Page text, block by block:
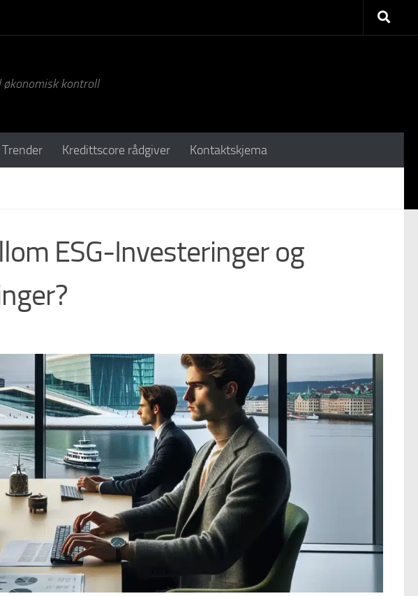
kontroll
Trender Kredittscore rådgiver Kontaktskjema
ESG-Investeringer og